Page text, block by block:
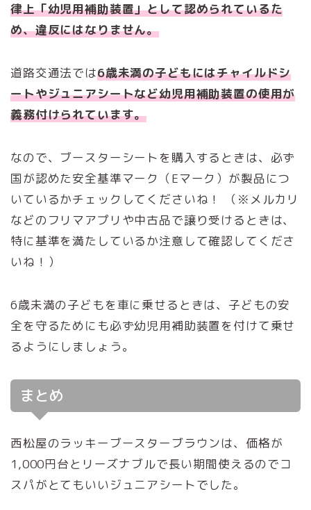
律上「幼児用補助装置」として認められているた
め、違反にはなりません。
道路交通法では6歳未満の子どもにはチャイルドシ
ートやジュニアシートなど幼児用補助装置の使用が
義務付けられています。
なので、ブースターシートを購入するときは、必ず
国が認めた安全基準マーク（Eマーク）が製品につ
いているかチェックしてくださいね！ （※メルカリ
などのフリマアプリや中古品で譲り受けるときは、
特に基準を満たしているか注意して確認してくださ
いね！）
6歳未満の子どもを車に乗せるときは、子どもの安
全を守るためにも必ず幼児用補助装置を付けて乗せ
るようにしましょう。
まとめ
西松屋のラッキーブースターブラウンは、価格が
1,000円台とリーズナブルで長い期間使えるのでコ
スパがとてもいいジュニアシートでした。